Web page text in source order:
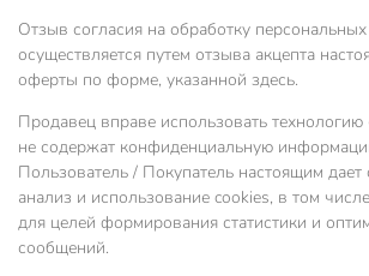
Отзыв согласия на обработку
осуществляется путем отзыва акцепта
оферты по форме, указанной здесь.
Продавец вправе использовать технологию
не содержат конфиденциальную
Пользователь / Покупатель настоящим дает
анализ и использование cookies, в том
для целей формирования статистики и
сообщений.